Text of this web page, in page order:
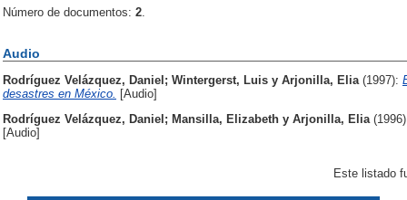
Número de documentos: 2.
Audio
Rodríguez Velázquez, Daniel ; Wintergerst, Luis y Arjonilla, Elia (1997):
desastres en México.
[Audio]
Rodríguez Velázquez, Daniel; Mansilla, Elizabeth y Arjonilla, Elia
[Audio]
Este listado